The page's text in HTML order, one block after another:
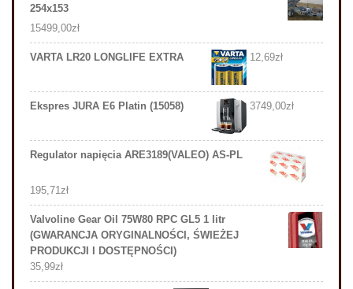
254x153
15499,00zł
VARTA LR20 LONGLIFE EXTRA 12,69zł
Ekspres JURA E6 Platin (15058) 3749,00zł
Regulator napięcia ARE3189(VALEO) AS-PL
195,71zł
Valvoline Gear Oil 75W80 RPC GL5 1 litr
(GWARANCJA ORYGINALNOŚCI, ŚWIEŻEJ
PRODUKCJI I DOSTĘPNOŚCI)
35,99zł